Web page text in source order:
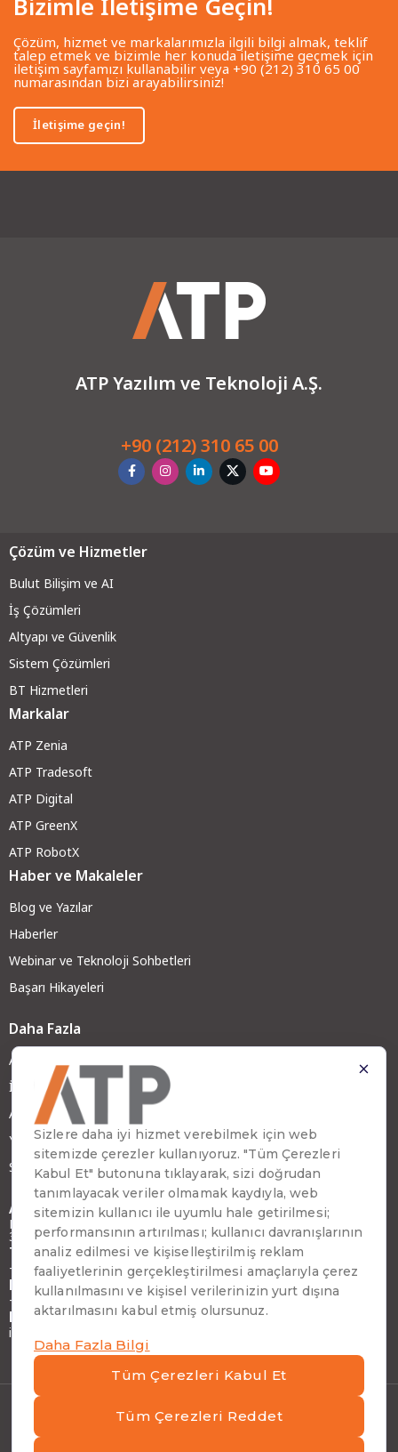
Çözüm, hizmet ve markalarımızla ilgili bilgi almak, teklif
talep etmek ve bizimle her konuda iletişime geçmek için
iletişim sayfamızı kullanabilir veya +90 (212) 310 65 00
numarasından bizi arayabilirsiniz!
İletişime geçin!
ATP Yazılım ve Teknoloji A.Ş.
+90 (212) 310 65 00
Çözüm ve Hizmetler
Bulut Bilişim ve AI
İş Çözümleri
Altyapı ve Güvenlik
Sistem Çözümleri
BT Hizmetleri
Markalar
ATP Zenia
ATP Tradesoft
ATP Digital
ATP GreenX
ATP RobotX
Haber ve Makaleler
Blog ve Yazılar
Haberler
Webinar ve Teknoloji Sohbetleri
Başarı Hikayeleri
Daha Fazla
ATP Hakkında
İş Ortağımız Olun
ATP Kariyer
Yatırımcı İlişkileri
Sürdürülebilirlik
Adres
Emirhan Cad. No:109 Kat:9 Atakule,
34349 Beşiktaş, İstanbul, Türkiye
Telefon
+90 (212) 310 65 00
Faks
+90 (212) 310 65 64
E-posta
info@atptech.com
Kişisel Verilerin Korunması|Bilgi Güvenliği Politikası
Bilgi Toplumu Hizmetleri